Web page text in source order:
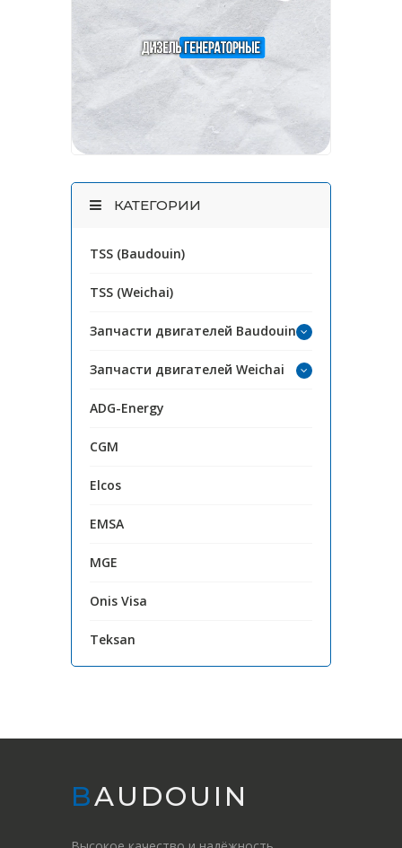
КАТЕГОРИИ
TSS (Baudouin)
TSS (Weichai)
Запчасти двигателей Baudouin
Запчасти двигателей Weichai
ADG-Energy
CGM
Elcos
EMSA
MGE
Onis Visa
Teksan
BAUDOUIN